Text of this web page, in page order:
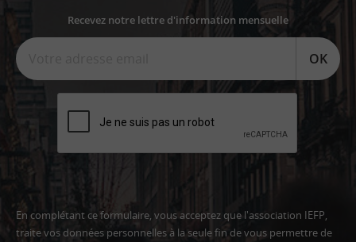
Recevez notre lettre d'information mensuelle
OK
En complétant ce formulaire, vous acceptez que l'association IEFP,
traite vos données personnelles à la seule fin de vous permettre de